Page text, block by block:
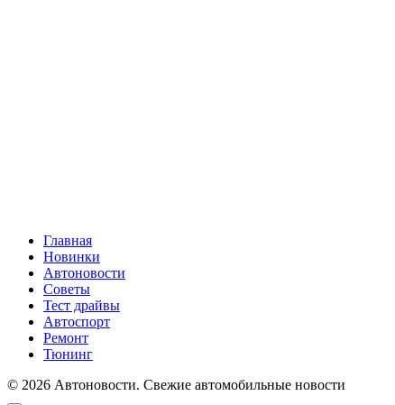
Главная
Новинки
Автоновости
Советы
Тест драйвы
Автоспорт
Ремонт
Тюнинг
© 2026 Автоновости. Свежие автомобильные новости